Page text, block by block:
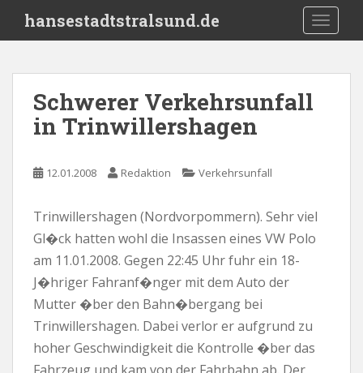
i
hansestadtstralsund.de
Schwerer Verkehrsunfall
in Trinwillershagen
12.01.2008 Redaktion Verkehrsunfall
Trinwillershagen (Nordvorpommern). Sehr viel
Gl�ck hatten wohl die Insassen eines VW Polo
am 11.01.2008. Gegen 22:45 Uhr fuhr ein 18-
J�hriger Fahranf�nger mit dem Auto der
Mutter �ber den Bahn�bergang bei
Trinwillershagen. Dabei verlor er aufgrund zu
hoher Geschwindigkeit die Kontrolle �ber das